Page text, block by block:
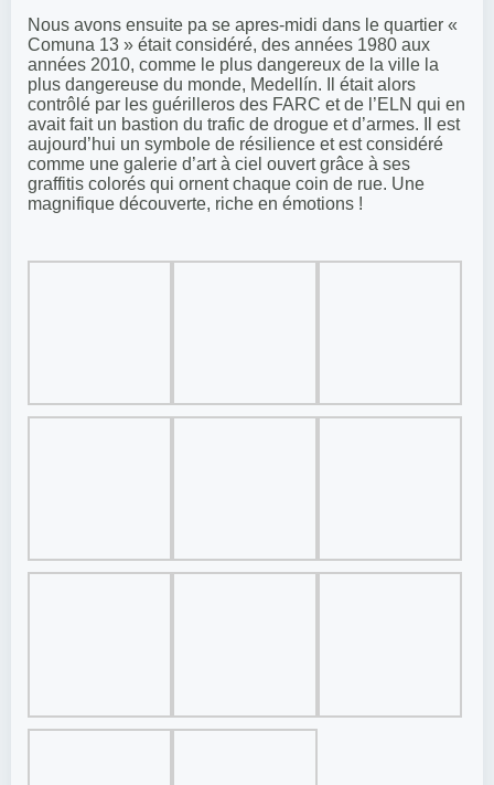
Nous avons ensuite pa se apres-midi dans le quartier «
Comuna 13 » était considéré, des années 1980 aux
années 2010, comme le plus dangereux de la ville la
plus dangereuse du monde, Medellín. Il était alors
contrôlé par les guérilleros des FARC et de l’ELN qui en
avait fait un bastion du trafic de drogue et d’armes. Il est
aujourd’hui un symbole de résilience et est considéré
comme une galerie d’art à ciel ouvert grâce à ses
graffitis colorés qui ornent chaque coin de rue. Une
magnifique découverte, riche en émotions !